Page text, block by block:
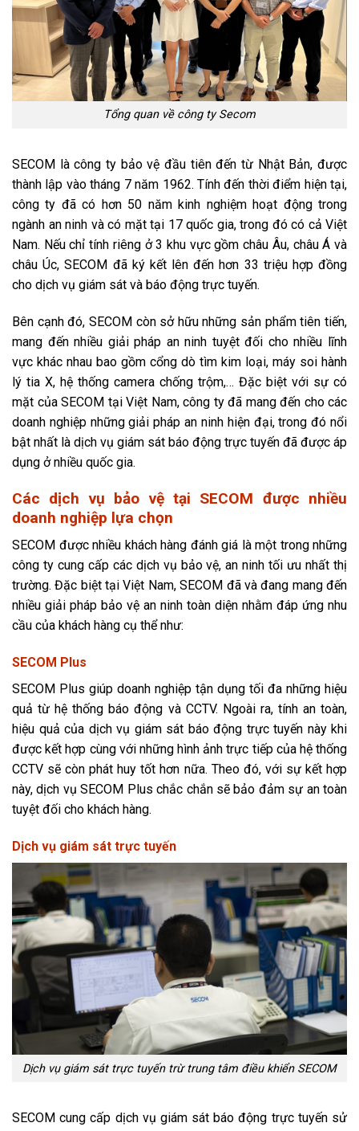
Tổng quan về công ty Secom
SECOM là công ty bảo vệ đầu tiên đến từ Nhật Bản, được
thành lập vào tháng 7 năm 1962. Tính đến thời điểm hiện tại,
công ty đã có hơn 50 năm kinh nghiệm hoạt động trong
ngành an ninh và có mặt tại 17 quốc gia, trong đó có cả Việt
Nam. Nếu chỉ tính riêng ở 3 khu vực gồm châu Âu, châu Á và
châu Úc, SECOM đã ký kết lên đến hơn 33 triệu hợp đồng
cho dịch vụ giám sát và báo động trực tuyến.
Bên cạnh đó, SECOM còn sở hữu những sản phẩm tiên tiến,
mang đến nhiều giải pháp an ninh tuyệt đối cho nhiều lĩnh
vực khác nhau bao gồm cổng dò tìm kim loại, máy soi hành
lý tia X, hệ thống camera chống trộm,… Đặc biệt với sự có
mặt của SECOM tại Việt Nam, công ty đã mang đến cho các
doanh nghiệp những giải pháp an ninh hiện đại, trong đó nổi
bật nhất là dịch vụ giám sát báo động trực tuyến đã được áp
dụng ở nhiều quốc gia.
Các dịch vụ bảo vệ tại SECOM được nhiều
doanh nghiệp lựa chọn
SECOM được nhiều khách hàng đánh giá là một trong những
công ty cung cấp các dịch vụ bảo vệ, an ninh tối ưu nhất thị
trường. Đặc biệt tại Việt Nam, SECOM đã và đang mang đến
nhiều giải pháp bảo vệ an ninh toàn diện nhằm đáp ứng nhu
cầu của khách hàng cụ thể như:
SECOM Plus
SECOM Plus giúp doanh nghiệp tận dụng tối đa những hiệu
quả từ hệ thống báo động và CCTV. Ngoài ra, tính an toàn,
hiệu quả của dịch vụ giám sát báo động trực tuyến này khi
được kết hợp cùng với những hình ảnh trực tiếp của hệ thống
CCTV sẽ còn phát huy tốt hơn nữa. Theo đó, với sự kết hợp
này, dịch vụ SECOM Plus chắc chắn sẽ bảo đảm sự an toàn
tuyệt đối cho khách hàng.
Dịch vụ giám sát trực tuyến
Dịch vụ giám sát trực tuyến trừ trung tâm điều khiển SECOM
SECOM cung cấp dịch vụ giám sát báo động trực tuyến sử